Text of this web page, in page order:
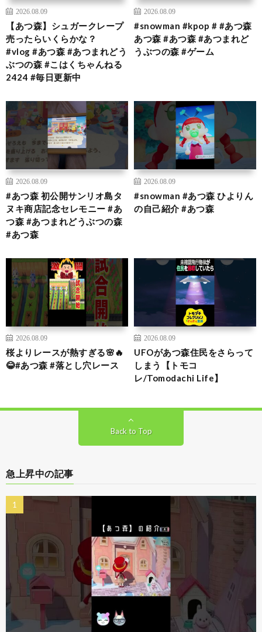
2026.08.09
【あつ森】シュガークレープ
売ったらいくらかな？
#vlog #あつ森 #あつまれどう
ぶつの森 #こはくちゃんねる
2424 #毎日更新中
2026.08.09
#snowman #kpop # #あつ森
あつ森 #あつ森 #あつまれど
うぶつの森 #ゲーム
2026.08.09
#あつ森 初公開サンリオ島タ
ヌキ商店記念セレモニー #あ
つ森 #あつまれどうぶつの森
#あつ森
2026.08.09
#snowman #あつ森 ひよりん
の自己紹介 #あつ森
2026.08.09
桜よりレースが熱すぎる🌸🔥
😂#あつ森 #落とし穴レース
2026.08.09
UFOがあつ森住民をさらって
しまう【トモコ
レ/Tomodachi Life】
Back to Top
急上昇中の記事